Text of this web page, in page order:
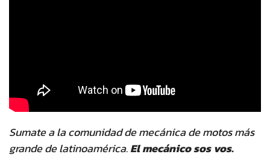
Sumate a la comunidad de mecánica de motos más
grande de latinoamérica.El mecánico sos vos.